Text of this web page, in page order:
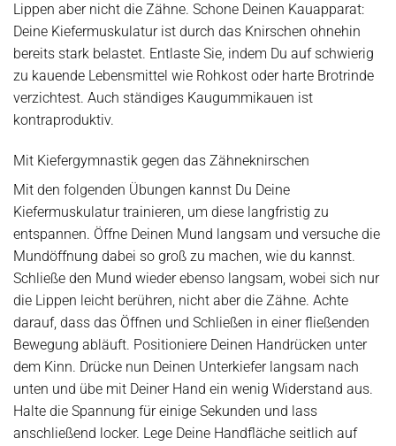
Lippen aber nicht die Zähne. Schone Deinen Kauapparat:
Deine Kiefermuskulatur ist durch das Knirschen ohnehin
bereits stark belastet. Entlaste Sie, indem Du auf schwierig
zu kauende Lebensmittel wie Rohkost oder harte Brotrinde
verzichtest. Auch ständiges Kaugummikauen ist
kontraproduktiv.
Mit Kiefergymnastik gegen das Zähneknirschen
Mit den folgenden Übungen kannst Du Deine
Kiefermuskulatur trainieren, um diese langfristig zu
entspannen. Öffne Deinen Mund langsam und versuche die
Mundöffnung dabei so groß zu machen, wie du kannst.
Schließe den Mund wieder ebenso langsam, wobei sich nur
die Lippen leicht berühren, nicht aber die Zähne. Achte
darauf, dass das Öffnen und Schließen in einer fließenden
Bewegung abläuft. Positioniere Deinen Handrücken unter
dem Kinn. Drücke nun Deinen Unterkiefer langsam nach
unten und übe mit Deiner Hand ein wenig Widerstand aus.
Halte die Spannung für einige Sekunden und lass
anschließend locker. Lege Deine Handfläche seitlich auf